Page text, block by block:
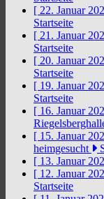
[ 22. Januar
Startseite
[ 21. Januar
Startseite
[ 20. Januar
Startseite
[ 19. Januar
Startseite
[ 16. Januar
[ 15. Januar
heimgesucht
[ 13. Januar
[ 12. Januar
Startseite